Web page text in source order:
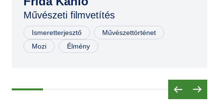
JÚN
16
Művészeti filmvetítés
Ismeretterjesztő
Művészettörténet
Mozi
Élmény